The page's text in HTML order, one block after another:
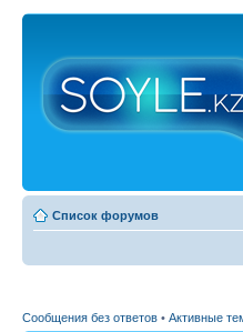
Список форумов
Сообщения без ответов • Активные